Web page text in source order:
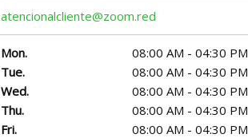
atencionalcliente@zoom.red
Mon.
08:00 AM - 04:30 PM
Tue.
08:00 AM - 04:30 PM
Wed.
08:00 AM - 04:30 PM
Thu.
08:00 AM - 04:30 PM
Fri.
08:00 AM - 04:30 PM